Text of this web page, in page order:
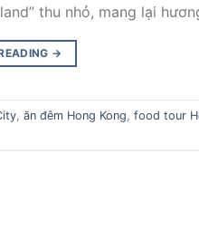
thu nhỏ, mang lại
→
ăn đêm Hong Kong food tour